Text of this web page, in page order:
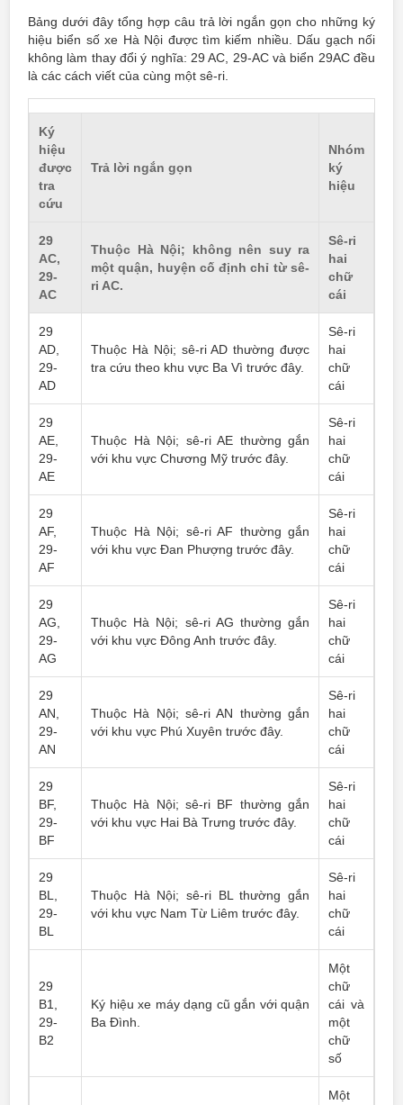
Bảng dưới đây tổng hợp câu trả lời ngắn gọn cho những ký
hiệu biển số xe Hà Nội được tìm kiếm nhiều. Dấu gạch nối
không làm thay đổi ý nghĩa: 29 AC, 29-AC và biển 29AC đều
là các cách viết của cùng một sê-ri.
Ký
hiệu
được
tra
cứu
Trả lời ngắn gọn
Nhóm
ký
hiệu
29
AC,
29-
AC
Thuộc Hà Nội; không nên suy ra
một quận, huyện cố định chỉ từ sê-
ri AC.
Sê-ri
hai
chữ
cái
29
AD,
29-
AD
Thuộc Hà Nội; sê-ri AD thường được
tra cứu theo khu vực Ba Vì trước đây.
Sê-ri
hai
chữ
cái
29
AE,
29-
AE
Thuộc Hà Nội; sê-ri AE thường gắn
với khu vực Chương Mỹ trước đây.
Sê-ri
hai
chữ
cái
29
AF,
29-
AF
Thuộc Hà Nội; sê-ri AF thường gắn
với khu vực Đan Phượng trước đây.
Sê-ri
hai
chữ
cái
29
AG,
29-
AG
Thuộc Hà Nội; sê-ri AG thường gắn
với khu vực Đông Anh trước đây.
Sê-ri
hai
chữ
cái
29
AN,
29-
AN
Thuộc Hà Nội; sê-ri AN thường gắn
với khu vực Phú Xuyên trước đây.
Sê-ri
hai
chữ
cái
29
BF,
29-
BF
Thuộc Hà Nội; sê-ri BF thường gắn
với khu vực Hai Bà Trưng trước đây.
Sê-ri
hai
chữ
cái
29
BL,
29-
BL
Thuộc Hà Nội; sê-ri BL thường gắn
với khu vực Nam Từ Liêm trước đây.
Sê-ri
hai
chữ
cái
29
B1,
29-
B2
Ký hiệu xe máy dạng cũ gắn với quận
Ba Đình.
Một
chữ
cái và
một
chữ
số
Một